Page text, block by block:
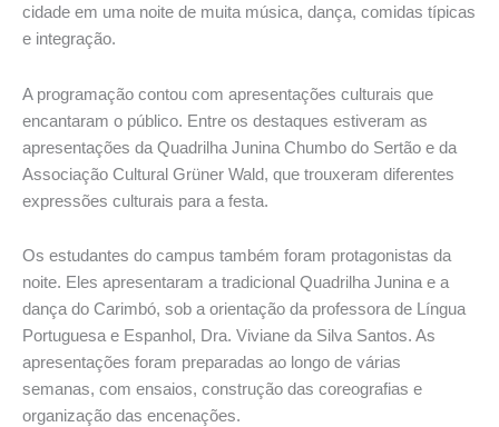
cidade em uma noite de muita música, dança, comidas típicas
e integração.
A programação contou com apresentações culturais que
encantaram o público. Entre os destaques estiveram as
apresentações da Quadrilha Junina Chumbo do Sertão e da
Associação Cultural Grüner Wald, que trouxeram diferentes
expressões culturais para a festa.
Os estudantes do campus também foram protagonistas da
noite. Eles apresentaram a tradicional Quadrilha Junina e a
dança do Carimbó, sob a orientação da professora de Língua
Portuguesa e Espanhol, Dra. Viviane da Silva Santos. As
apresentações foram preparadas ao longo de várias
semanas, com ensaios, construção das coreografias e
organização das encenações.